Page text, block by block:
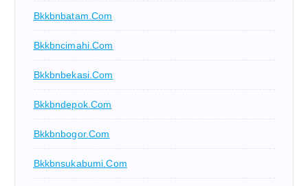
Bkkbnbatam.com
Bkkbncimahi.com
Bkkbnbekasi.com
Bkkbndepok.com
Bkkbnbogor.com
Bkkbnsukabumi.com